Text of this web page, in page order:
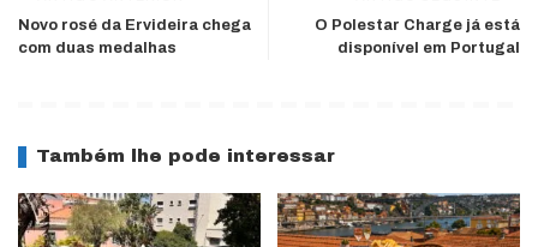
Novo rosé da Ervideira chega
com duas medalhas
O Polestar Charge já está
disponível em Portugal
Também lhe pode interessar